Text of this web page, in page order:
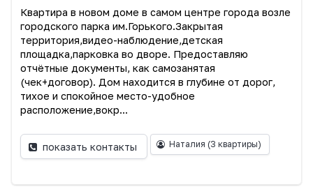
Квартира в новом доме в самом центре города возле
городского парка им.Горького.Закрытая
территория,видео-наблюдение,детская
площадка,парковка во дворе. Предоставляю
отчётные документы, как самозанятая
(чек+договор). Дом находится в глубине от дорог,
тихое и спокойное место-удобное
расположение,вокр...
показать контакты Наталия (3 квартиры)